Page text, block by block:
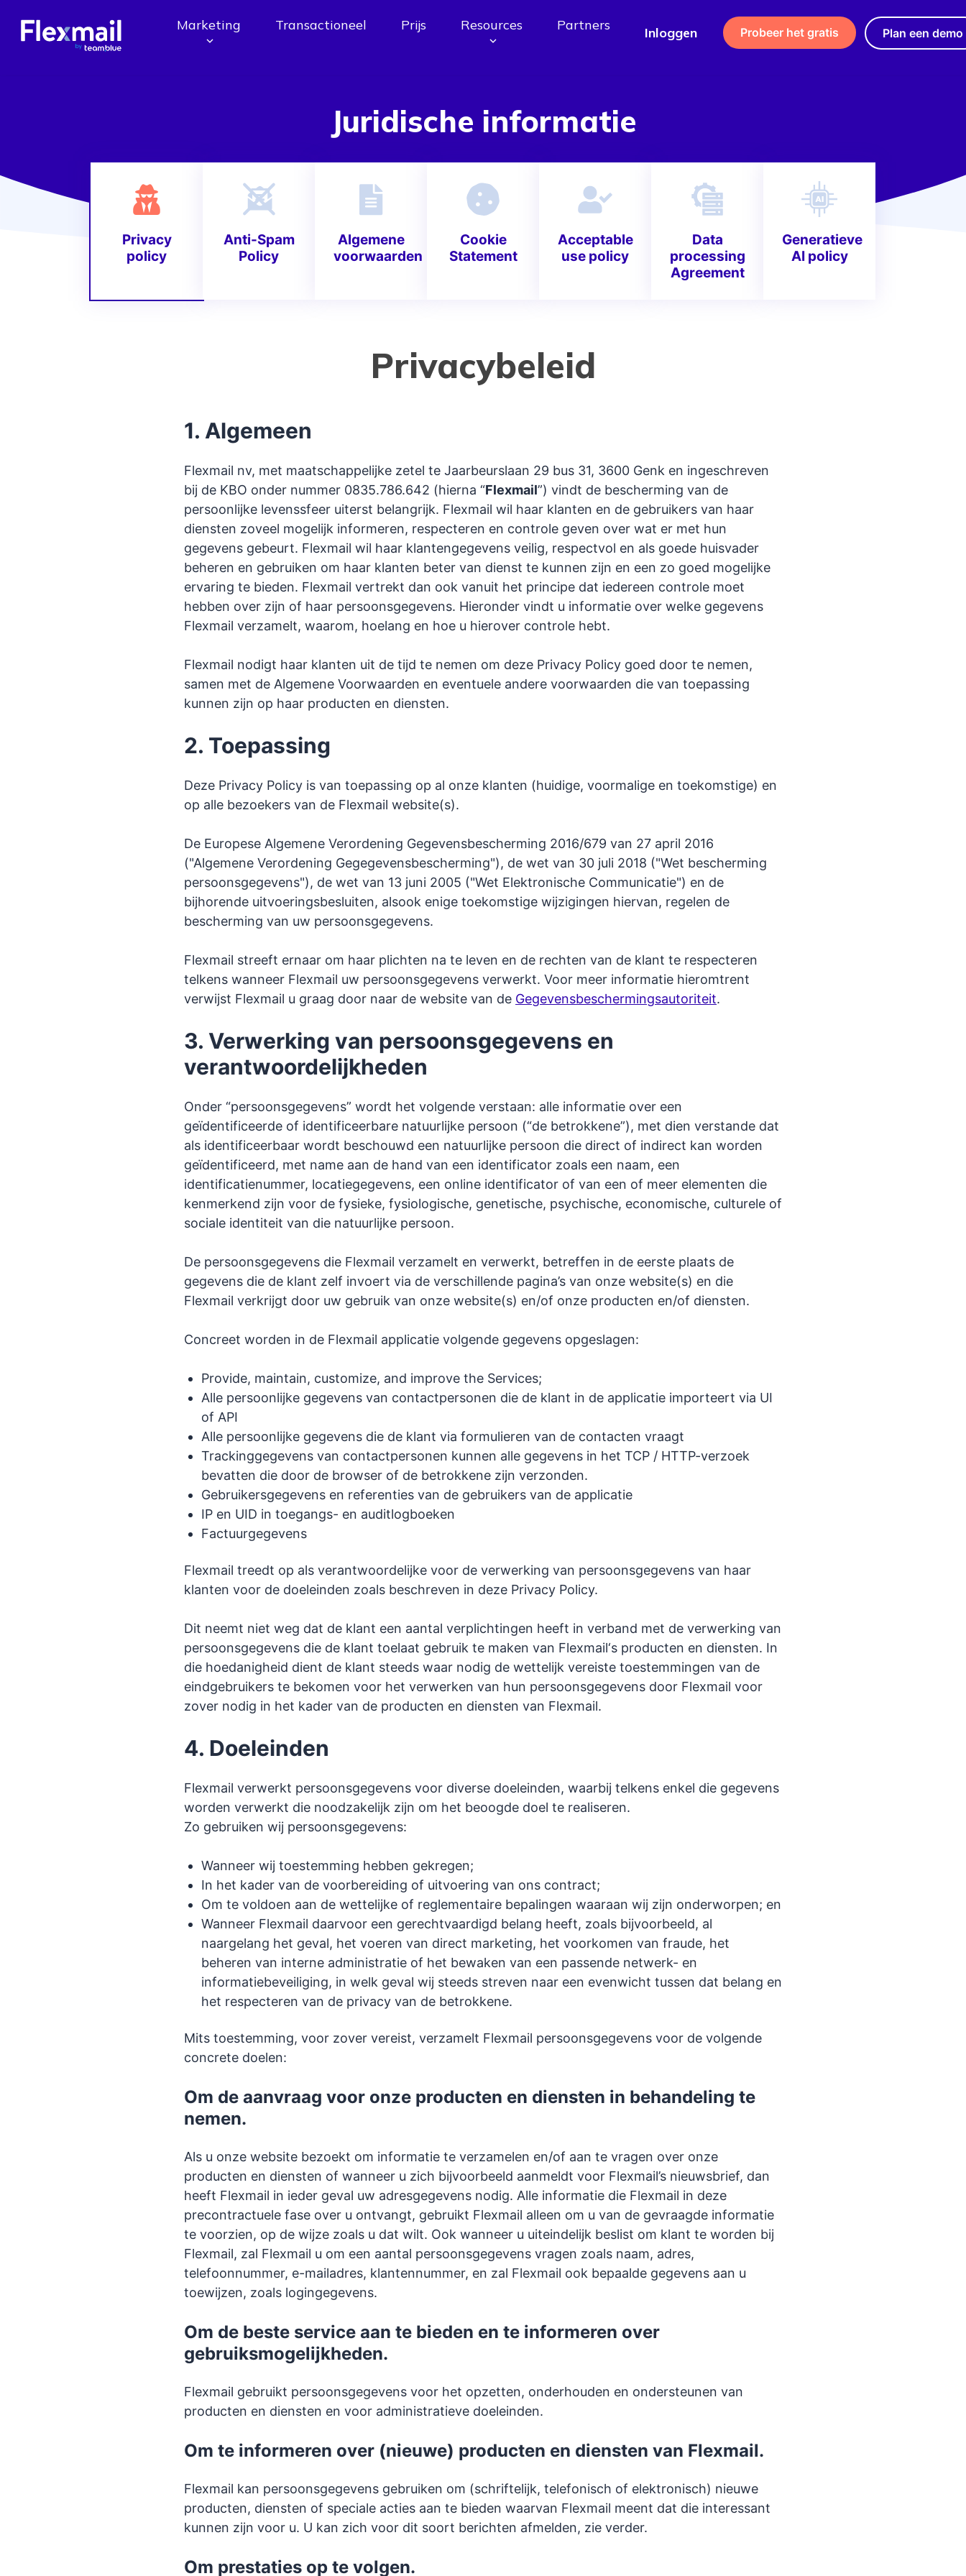
Marketing Transactioneel Prijs Resources Partners Inloggen Probeer het gratis Plan een demo
Juridische informatie
Privacy
policy
Anti-Spam
Policy
Algemene
voorwaarden
Cookie
Statement
Acceptable
use policy
Data
processing
Agreement
Generatieve
AI policy
Privacybeleid
1. Algemeen
Flexmail nv, met maatschappelijke zetel te Jaarbeurslaan 29 bus 31, 3600 Genk en ingeschreven
bij de KBO onder nummer 0835.786.642 (hierna “Flexmail”) vindt de bescherming van de
persoonlijke levenssfeer uiterst belangrijk. Flexmail wil haar klanten en de gebruikers van haar
diensten zoveel mogelijk informeren, respecteren en controle geven over wat er met hun
gegevens gebeurt. Flexmail wil haar klantengegevens veilig, respectvol en als goede huisvader
beheren en gebruiken om haar klanten beter van dienst te kunnen zijn en een zo goed mogelijke
ervaring te bieden. Flexmail vertrekt dan ook vanuit het principe dat iedereen controle moet
hebben over zijn of haar persoonsgegevens. Hieronder vindt u informatie over welke gegevens
Flexmail verzamelt, waarom, hoelang en hoe u hierover controle hebt.
Flexmail nodigt haar klanten uit de tijd te nemen om deze Privacy Policy goed door te nemen,
samen met de Algemene Voorwaarden en eventuele andere voorwaarden die van toepassing
kunnen zijn op haar producten en diensten.
2. Toepassing
Deze Privacy Policy is van toepassing op al onze klanten (huidige, voormalige en toekomstige) en
op alle bezoekers van de Flexmail website(s).
De Europese Algemene Verordening Gegevensbescherming 2016/679 van 27 april 2016
("Algemene Verordening Gegegevensbescherming"), de wet van 30 juli 2018 ("Wet bescherming
persoonsgegevens"), de wet van 13 juni 2005 ("Wet Elektronische Communicatie") en de
bijhorende uitvoeringsbesluiten, alsook enige toekomstige wijzigingen hiervan, regelen de
bescherming van uw persoonsgegevens.
Flexmail streeft ernaar om haar plichten na te leven en de rechten van de klant te respecteren
telkens wanneer Flexmail uw persoonsgegevens verwerkt. Voor meer informatie hieromtrent
verwijst Flexmail u graag door naar de website van de Gegevensbeschermingsautoriteit.
3. Verwerking van persoonsgegevens en
verantwoordelijkheden
Onder “persoonsgegevens” wordt het volgende verstaan: alle informatie over een
geïdentificeerde of identificeerbare natuurlijke persoon (“de betrokkene”), met dien verstande dat
als identificeerbaar wordt beschouwd een natuurlijke persoon die direct of indirect kan worden
geïdentificeerd, met name aan de hand van een identificator zoals een naam, een
identificatienummer, locatiegegevens, een online identificator of van een of meer elementen die
kenmerkend zijn voor de fysieke, fysiologische, genetische, psychische, economische, culturele of
sociale identiteit van die natuurlijke persoon.
De persoonsgegevens die Flexmail verzamelt en verwerkt, betreffen in de eerste plaats de
gegevens die de klant zelf invoert via de verschillende pagina’s van onze website(s) en die
Flexmail verkrijgt door uw gebruik van onze website(s) en/of onze producten en/of diensten.
Concreet worden in de Flexmail applicatie volgende gegevens opgeslagen:
Provide, maintain, customize, and improve the Services;
Alle persoonlijke gegevens van contactpersonen die de klant in de applicatie importeert via UI
of API
Alle persoonlijke gegevens die de klant via formulieren van de contacten vraagt
Trackinggegevens van contactpersonen kunnen alle gegevens in het TCP / HTTP-verzoek
bevatten die door de browser of de betrokkene zijn verzonden.
Gebruikersgegevens en referenties van de gebruikers van de applicatie
IP en UID in toegangs- en auditlogboeken
Factuurgegevens
Flexmail treedt op als verantwoordelijke voor de verwerking van persoonsgegevens van haar
klanten voor de doeleinden zoals beschreven in deze Privacy Policy.
Dit neemt niet weg dat de klant een aantal verplichtingen heeft in verband met de verwerking van
persoonsgegevens die de klant toelaat gebruik te maken van Flexmail‘s producten en diensten. In
die hoedanigheid dient de klant steeds waar nodig de wettelijk vereiste toestemmingen van de
eindgebruikers te bekomen voor het verwerken van hun persoonsgegevens door Flexmail voor
zover nodig in het kader van de producten en diensten van Flexmail.
4. Doeleinden
Flexmail verwerkt persoonsgegevens voor diverse doeleinden, waarbij telkens enkel die gegevens
worden verwerkt die noodzakelijk zijn om het beoogde doel te realiseren.
Zo gebruiken wij persoonsgegevens:
Wanneer wij toestemming hebben gekregen;
In het kader van de voorbereiding of uitvoering van ons contract;
Om te voldoen aan de wettelijke of reglementaire bepalingen waaraan wij zijn onderworpen; en
Wanneer Flexmail daarvoor een gerechtvaardigd belang heeft, zoals bijvoorbeeld, al
naargelang het geval, het voeren van direct marketing, het voorkomen van fraude, het
beheren van interne administratie of het bewaken van een passende netwerk- en
informatiebeveiliging, in welk geval wij steeds streven naar een evenwicht tussen dat belang en
het respecteren van de privacy van de betrokkene.
Mits toestemming, voor zover vereist, verzamelt Flexmail persoonsgegevens voor de volgende
concrete doelen:
Om de aanvraag voor onze producten en diensten in behandeling te
nemen.
Als u onze website bezoekt om informatie te verzamelen en/of aan te vragen over onze
producten en diensten of wanneer u zich bijvoorbeeld aanmeldt voor Flexmail’s nieuwsbrief, dan
heeft Flexmail in ieder geval uw adresgegevens nodig. Alle informatie die Flexmail in deze
precontractuele fase over u ontvangt, gebruikt Flexmail alleen om u van de gevraagde informatie
te voorzien, op de wijze zoals u dat wilt. Ook wanneer u uiteindelijk beslist om klant te worden bij
Flexmail, zal Flexmail u om een aantal persoonsgegevens vragen zoals naam, adres,
telefoonnummer, e-mailadres, klantennummer, en zal Flexmail ook bepaalde gegevens aan u
toewijzen, zoals logingegevens.
Om de beste service aan te bieden en te informeren over
gebruiksmogelijkheden.
Flexmail gebruikt persoonsgegevens voor het opzetten, onderhouden en ondersteunen van
producten en diensten en voor administratieve doeleinden.
Om te informeren over (nieuwe) producten en diensten van Flexmail.
Flexmail kan persoonsgegevens gebruiken om (schriftelijk, telefonisch of elektronisch) nieuwe
producten, diensten of speciale acties aan te bieden waarvan Flexmail meent dat die interessant
kunnen zijn voor u. U kan zich voor dit soort berichten afmelden, zie verder.
Om prestaties op te volgen.